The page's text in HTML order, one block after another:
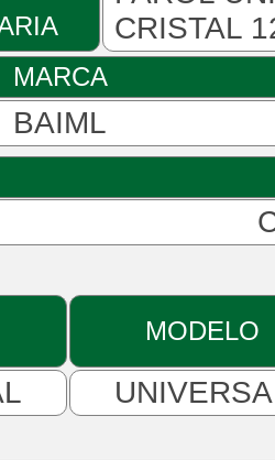
CRISTAL
MARCA
BAIML
MODELO